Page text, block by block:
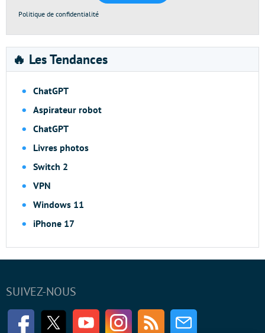
Politique de confidentialité
🔥 Les Tendances
ChatGPT
Aspirateur robot
ChatGPT
Livres photos
Switch 2
VPN
Windows 11
iPhone 17
SUIVEZ-NOUS
FacebookTwitter Youtube InstagramRSS Newsletter